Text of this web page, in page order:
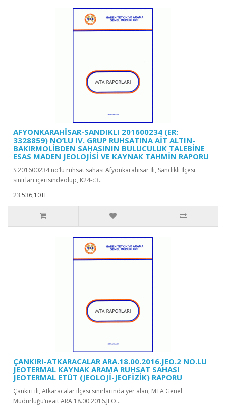
AFYONKARAHİSAR-SANDIKLI 201600234 (ER:
3328859) NO’LU IV. GRUP RUHSATINA AİT ALTIN-
BAKIRMOLİBDEN SAHASININ BULUCULUK TALEBİNE
ESAS MADEN JEOLOJİSİ VE KAYNAK TAHMİN RAPORU
S:201600234 no’lu ruhsat sahası Afyonkarahisar İli, Sandıklı İlçesi
sınırları içerisindeolup, K24-c3..
23.536,10TL
ÇANKIRI-ATKARACALAR ARA.18.00.2016.JEO.2 NO.LU
JEOTERMAL KAYNAK ARAMA RUHSAT SAHASI
JEOTERMAL ETÜT (JEOLOJİ-JEOFİZİK) RAPORU
Çankırı ili, Atkaracalar ilçesi sınırlarında yer alan, MTA Genel
Müdürlüğü’neait ARA.18.00.2016.JEO...